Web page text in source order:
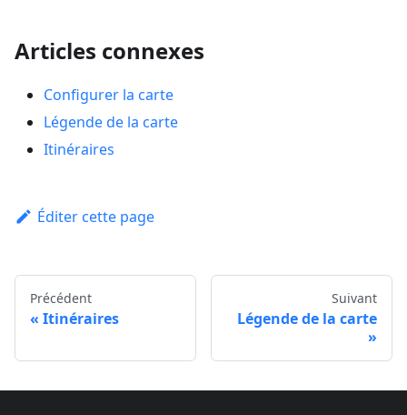
Articles connexes
Configurer la carte
Légende de la carte
Itinéraires
Éditer cette page
Précédent
Itinéraires
Suivant
Légende de la carte